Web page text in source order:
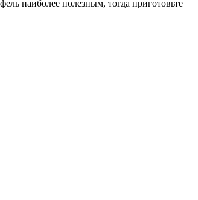
наиболее полезным, тогда приготовьте